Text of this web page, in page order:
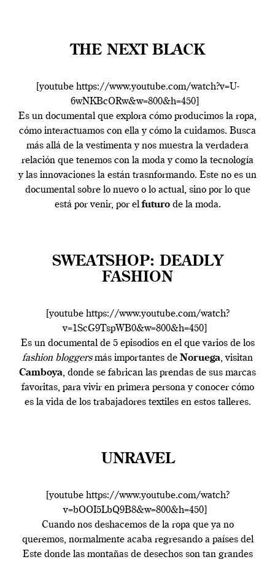
THE NEXT BLACK
[youtube https://www.youtube.com/watch?v=U-
6wNKBcORw&w=800&h=450]
Es un documental que explora cómo producimos la ropa,
cómo interactuamos con ella y cómo la cuidamos. Busca
más allá de la vestimenta y nos muestra la verdadera
relación que tenemos con la moda y como la tecnología
y las innovaciones la están trasnformando. Este no es un
documental sobre lo nuevo o lo actual, sino por lo que
está por venir, por elfuturode la moda.
SWEATSHOP: DEADLY
FASHION
[youtube https://www.youtube.com/watch?
v=1ScG9TspWB0&w=800&h=450]
Es un documental de 5 episodios en el que varios de los
fashion bloggersmás importantes de Noruega, visitan
Camboya, donde se fabrican las prendas de sus marcas
favoritas, para vivir en primera persona y conocer cómo
es la vida de los trabajadores textiles en estos talleres.
UNRAVEL
[youtube https://www.youtube.com/watch?
v=bOOI5LbQ9B8&w=800&h=450]
Cuando nos deshacemos de la ropa que ya no
queremos, normalmente acaba regresando a países del
Este donde las montañas de desechos son tan grandes